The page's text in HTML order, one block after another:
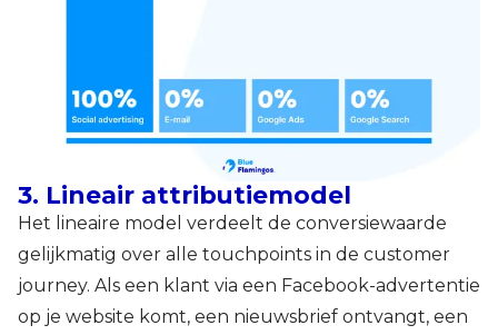
3. Lineair attributiemodel
Het lineaire model verdeelt de conversiewaarde
gelijkmatig over alle touchpoints in de customer
journey. Als een klant via een Facebook-advertentie
op je website komt, een nieuwsbrief ontvangt, een